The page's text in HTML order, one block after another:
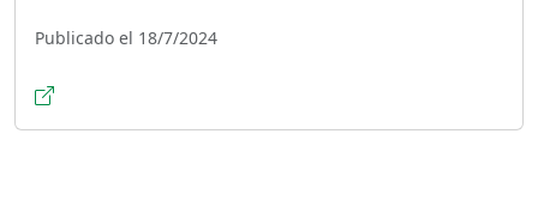
Publicado el 18/7/2024